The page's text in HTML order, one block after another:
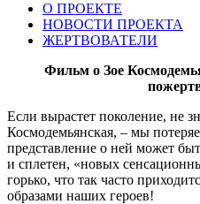
О ПРОЕКТЕ
НОВОСТИ ПРОЕКТА
ЖЕРТВОВАТЕЛИ
Фильм о Зое
Если вырастет поколение, не
Космодемьянская, – мы
представление о ней может
и сплетен, «новых
горько, что так часто
образами наших героев!